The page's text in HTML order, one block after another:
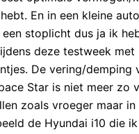
En in een kleine
stoplicht dus ja ik
deze testweek met
De vering/demping
Star is niet meer zo
zoals vroeger maar
de Hyundai i10 die